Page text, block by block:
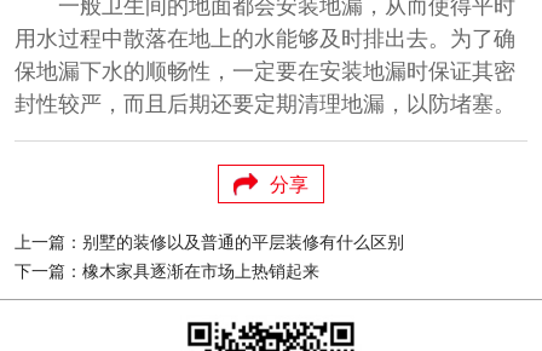
用水过程中散落在地上的水能够及时排出去。为了确
保地漏下水的顺畅性，一定要在安装地漏时保证其密
封性较严，而且后期还要定期清理地漏，以防堵塞。
分享
上一篇：别墅的装修以及普通的平层装修有什么区别
下一篇：橡木家具逐渐在市场上热销起来